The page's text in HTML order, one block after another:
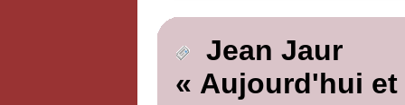
Jean Jaur
« Aujourd'hui et